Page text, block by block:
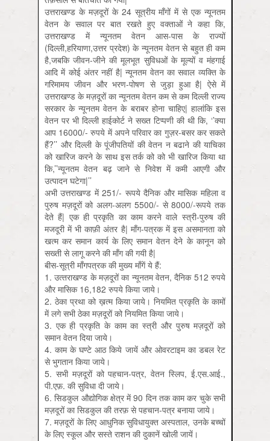
उत्तराखण्ड के मज़दूरों के 24 सूत्रीय माँगों में से एक न्यूनतम
वेतन के सवाल पर बात रखते हुए वक्ताओं ने कहा कि,
उत्तराखण्ड में न्यूनतम वेतन आस-पास के राज्यों
(दिल्ली,हरियाणा,उत्तर प्रदेश) के न्यूनतम वेतन से बहुत ही कम
है,जबकि जीवन-जीने की मूलभूत सुविधओं के मूल्यों व मंहगाई
आदि में कोई अंतर नहीं है| न्यूनतम वेतन का सवाल व्यक्ति के
गरिमामय जीवन और भरण-पोषण से जुड़ा हुआ है| ऐसे में
उत्तराखण्ड के मज़दूरों का न्यूनतम वेतन कम से कम दिल्ली राज्य
सरकार के न्यूनतम वेतन के बराबर होना चाहिए| हालांकि इस
वेतन पर भी दिल्ली हाईकोर्ट ने सख्त टिप्पणी की थी कि, ‘’क्या
आप 16000/- रुपये में अपने परिवार का गुज़र-बसर कर सकते
हैं?’’ और दिल्ली के पूंजीपतियों की वेतन न बढाने की याचिका
को खारिज करने के साथ इस तर्क को को भी खारिज किया था
कि,’’न्यूनतम वेतन बढ़ जाने से निवेश में कमी आएगी और
उत्पादन घटेगा|’’
अभी उत्तराखण्ड में 251/- रूपये दैनिक और मासिक महिला व
पुरुष मज़दूरों को अलग-अलग 5500/- से 8000/-रूपये तक
देते हैं| एक ही प्रकृति का काम करने वाले स्त्री-पुरुष की
मजदूरी में भी काफ़ी अंतर है| माँग-पत्रक में इस असमानता को
खत्म कर समान कार्य के लिए समान वेतन देने के कानून को
सख्ती से लागू करने की माँग की गयी है|
बीस-सूत्री माँगपत्रक की मुख्‍य माँगें ये हैं:
1. उत्‍तराखण्‍ड के मज़दूरों का न्‍यूनतम वेतन, दैनिक 512 रुपये
और मासिक 16,182 रुपये किया जाये।
2. ठेका प्रथा को ख़त्‍म किया जाये। नियमित प्रकृति के कामों
में लगे सभी ठेका मज़दूरों को नियमित किया जाये।
3. एक ही प्रकृति के काम का स्‍त्री और पुरुष मज़दूरों को
समान वेतन दिया जाये।
4. काम के घण्‍टे आठ किये जायें और ओवरटाइम का डबल रेट
से भुगतान किया जाये।
5. सभी मज़दूरों को पहचान-पत्र, वेतन स्लिप, ई.एस.आई.,
पी.एफ़. की सुविधा दी जाये।
6. सिडकुल औद्योगिक क्षेत्र में 90 दिन तक काम कर चुके सभी
मज़दूरों का सिडकुल की तरफ़ से पहचान-पत्र बनाया जाये।
7. मज़दूरों के लिए आधुनिक सुविधायुक्‍त अस्‍पताल, उनके बच्‍चों
के लिए स्‍कूल और सस्‍ते राशन की दुकानें खोली जायें।